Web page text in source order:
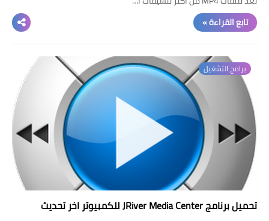
تابع القراءة »
برامج التشغيل
تحميل برنامج JRiver Media Center للكمبيوتر اخر تحديث